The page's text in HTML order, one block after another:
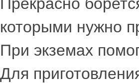
которыми нужно
При экземах
Для